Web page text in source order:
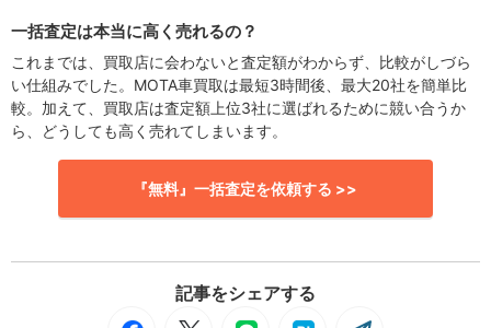
一括査定は本当に高く売れるの？
これまでは、買取店に会わないと査定額がわからず、比較がしづら
い仕組みでした。MOTA車買取は最短3時間後、最大20社を簡単比
較。加えて、買取店は査定額上位3社に選ばれるために競い合うか
ら、どうしても高く売れてしまいます。
『無料』一括査定を依頼する >>
記事をシェアする